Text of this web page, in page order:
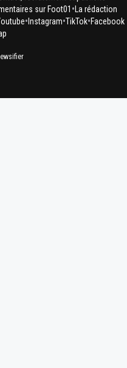
sur Foot01 • La rédaction
• Instagram•TikTok•Facebook